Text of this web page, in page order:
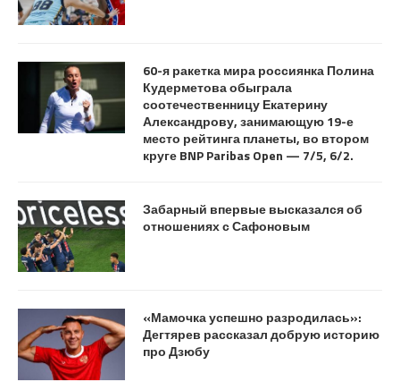
60-я ракетка мира россиянка Полина
Кудерметова обыграла
соотечественницу Екатерину
Александрову, занимающую 19-е
место рейтинга планеты, во втором
круге BNP Paribas Open — 7/5, 6/2.
Забарный впервые высказался об
отношениях с Сафоновым
«Мамочка успешно разродилась»:
Дегтярев рассказал добрую историю
про Дзюбу